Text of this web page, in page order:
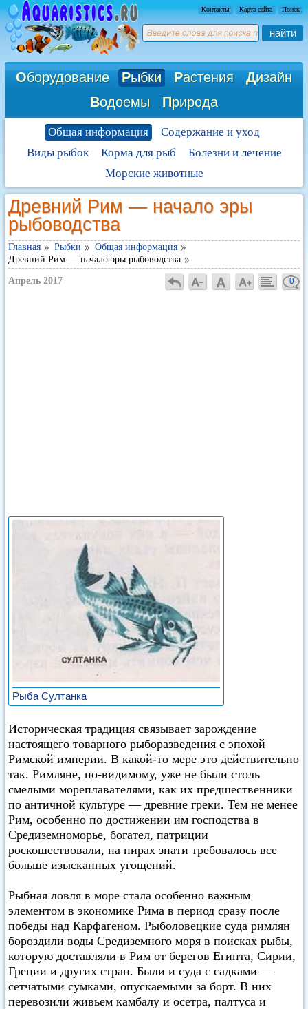
Контакты Карта сайта Поиск
найти
Оборудование Рыбки Растения Дизайн
Водоемы Природа
Общая информация
Содержание и уход
Виды рыбок
Корма для рыб
Болезни и лечение
Морские животные
Древний Рим — начало эры
рыбоводства
Главная Рыбки
Общая информация
Древний Рим — начало эры рыбоводства
Апрель 2017 0
Рыба Султанка
Историческая традиция связывает зарождение
настоящего товарного рыборазведения с эпохой
Римской империи. В какой-то мере это действительно
так. Римляне, по-видимому, уже не были столь
смелыми мореплавателями, как их предшественники
по античной культуре — древние греки. Тем не менее
Рим, особенно по достижении им господства в
Средиземноморье, богател, патриции
роскошествовали, на пирах знати требовалось все
больше изысканных угощений.
Рыбная ловля в море стала особенно важным
элементом в экономике Рима в период сразу после
победы над Карфагеном. Рыболовецкие суда римлян
бороздили воды Средиземного моря в поисках рыбы,
которую доставляли в Рим от берегов Египта, Сирии,
Греции и других стран. Были и суда с садками —
сетчатыми сумками, опускаемыми за борт. В них
перевозили живьем камбалу и осетра, палтуса и